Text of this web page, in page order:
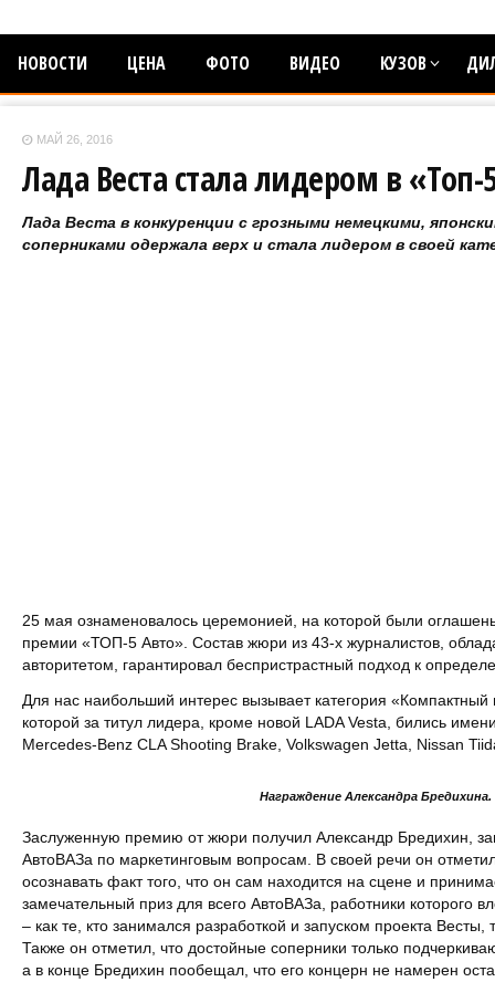
НОВОСТИ ЦЕНА ФОТО ВИДЕО КУЗОВ
МАЙ 26, 2016
Лада Веста стала лидером в «Топ-
Лада Веста в конкуренции с грозными немецкими,
соперниками одержала верх и стала лидером в своей
25 мая ознаменовалось церемонией, на которой были
премии «ТОП-5 Авто». Состав жюри из 43-х журналистов,
авторитетом, гарантировал беспристрастный подход к
Для нас наибольший интерес вызывает категория «Компактный
которой за титул лидера, кроме новой LADA Vesta, бились
Mercedes-Benz CLA Shooting Brake, Volkswagen Jetta, Nissan
Награждение Александра Бредихина.
Заслуженную премию от жюри получил Александр Бредихин,
АвтоВАЗа по маркетинговым вопросам. В своей речи он
осознавать факт того, что он сам находится на сцене и
замечательный приз для всего АвтоВАЗа, работники которого
– как те, кто занимался разработкой и запуском проекта Весты,
Также он отметил, что достойные соперники только
а в конце Бредихин пообещал, что его концерн не намерен